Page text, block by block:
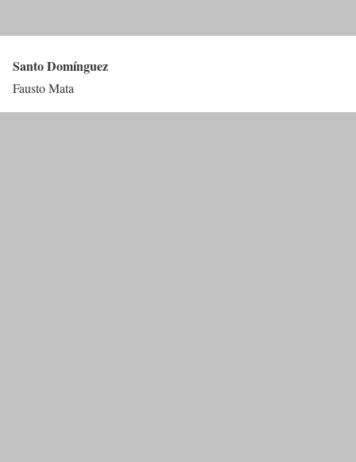
Santo Domínguez
Fausto Mata